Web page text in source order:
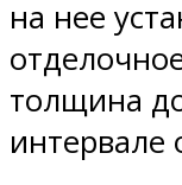
на нее
толщина
интервале